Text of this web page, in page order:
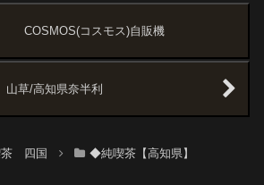
」とい
した喫
COSMOS(コスモス)自販機
山草/高知県奈半利
茶 四国 ◆純喫茶【高知県】